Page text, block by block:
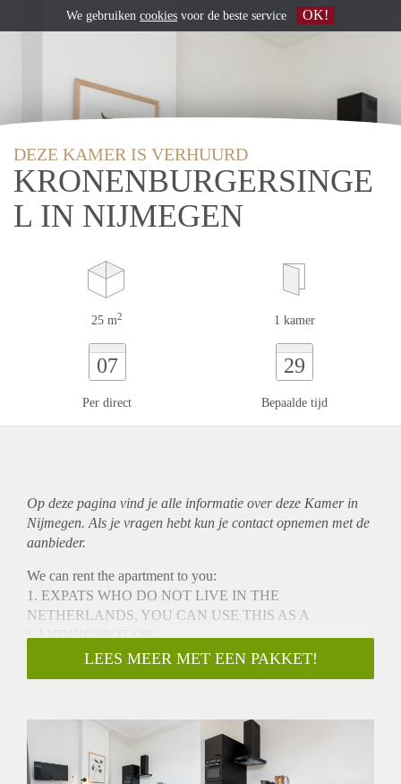
DEZE KAMER IS VERHUURD
KRONENBURGERSINGE
L IN NIJMEGEN
25 m2 1 kamer
07
Per direct
29
Bepaalde tijd
Op deze pagina vind je alle informatie over deze Kamer in
Nijmegen. Als je vragen hebt kun je contact opnemen met de
aanbieder.
We can rent the apartment to you:
1. EXPATS WHO DO NOT LIVE IN THE
NETHERLANDS, YOU CAN USE THIS AS A
LANDINGSPOT OR
2. URGENT REASON SUCH AS A DIVORCE and need
to live close to you children
apartments in the building The house was built in 1897 and
fully renovated in 2024.
Hip living in Nijmegen. That's possible in this area.
LEES MEER MET EEN PAKKET!
We gebruiken cookies voor de beste service OK!